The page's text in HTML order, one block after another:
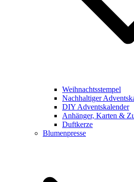
Weihnachtsstempel
Nachhaltiger
DIY Adventskalender
Anhänger, Karten &
Duftkerze
Blumenpresse